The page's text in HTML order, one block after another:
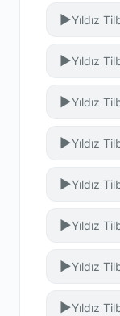
▶Yıldız
▶Yıldız
▶Yıldız
▶Yıldız
▶Yıldız
▶Yıldız
▶Yıldız
▶Yıldız